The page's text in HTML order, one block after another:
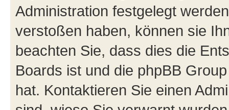
Administration festgelegt
verstoßen haben, können sie
beachten Sie, dass dies die
Boards ist und die phpBB
hat. Kontaktieren Sie einen